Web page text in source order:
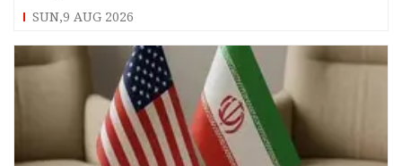
SUN,9 AUG 2026